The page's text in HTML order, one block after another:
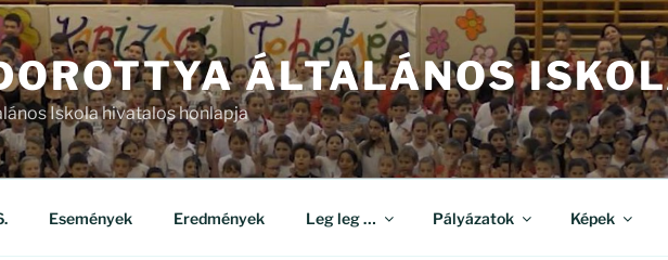
ÁLTALÁNOS
Iskola hivatalos honlapja
Események Eredmények Leg leg … Pályázatok Képek